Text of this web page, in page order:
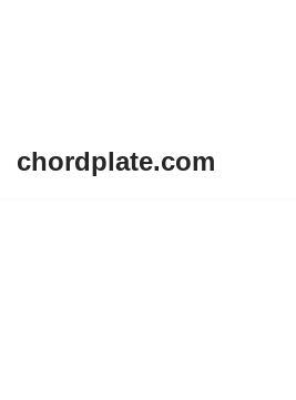
chordplate.com